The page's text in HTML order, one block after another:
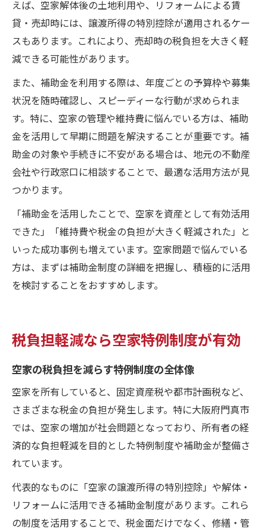
えば、空家解体後の土地利用や、リフォームによる賃
貸・売却時には、譲渡所得の特別控除が適用されるケー
スもあります。これにより、売却時の税負担を大きく軽
減できる可能性があります。
また、補助金を利用する際は、年度ごとの予算枠や募集
状況を随時確認し、スピーディーな行動が求められま
す。特に、空家の管理や維持費に悩んでいる方は、補助
金を活用して早期に問題を解決することが重要です。補
助金の対象や手続きに不安がある場合は、地元の不動産
会社や行政窓口に相談することで、最適な活用方法が見
つかります。
「補助金を活用したことで、空家を資産として有効活用
できた」「維持費や税金の負担が大きく軽減された」と
いった成功事例も増えています。空家問題で悩んでいる
方は、まずは補助金制度の詳細を把握し、積極的に活用
を検討することをおすすめします。
税負担軽減なら空家特例制度が有効
空家の税負担を減らす特例制度の全体像
空家を所有していると、固定資産税や都市計画税など、
さまざまな税金の負担が発生します。特に大阪府門真市
では、空家の増加が社会問題となっており、所有者の経
済的な負担軽減を目的とした特例制度や補助金が整備さ
れています。
代表的なものに「空家の譲渡所得の特別控除」や解体・
リフォームに活用できる補助金制度があります。これら
の制度を活用することで、税金面だけでなく、修繕・管